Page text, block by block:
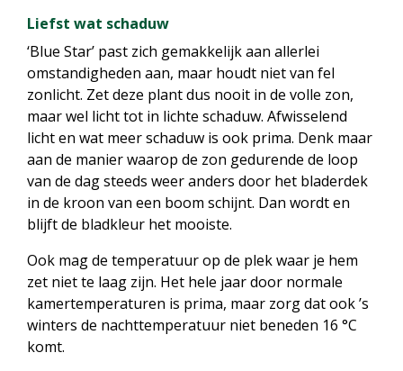
Liefst wat schaduw
‘Blue Star’ past zich gemakkelijk aan allerlei
omstandigheden aan, maar houdt niet van fel
zonlicht. Zet deze plant dus nooit in de volle zon,
maar wel licht tot in lichte schaduw. Afwisselend
licht en wat meer schaduw is ook prima. Denk maar
aan de manier waarop de zon gedurende de loop
van de dag steeds weer anders door het bladerdek
in de kroon van een boom schijnt. Dan wordt en
blijft de bladkleur het mooiste.
Ook mag de temperatuur op de plek waar je hem
zet niet te laag zijn. Het hele jaar door normale
kamertemperaturen is prima, maar zorg dat ook ’s
winters de nachttemperatuur niet beneden 16 °C
komt.